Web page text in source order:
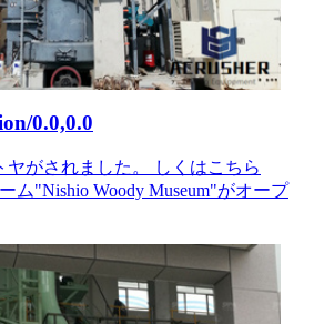
0.0,0.0
ヤがされました。 しくはこちら
ム"Nishio Woody Museum"がオープ